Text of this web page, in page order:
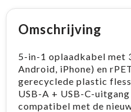
Omschrijving
5-in-1 oplaadkabel met
Android, iPhone) en
gerecyclede plastic
USB-A + USB-C-
compatibel met de